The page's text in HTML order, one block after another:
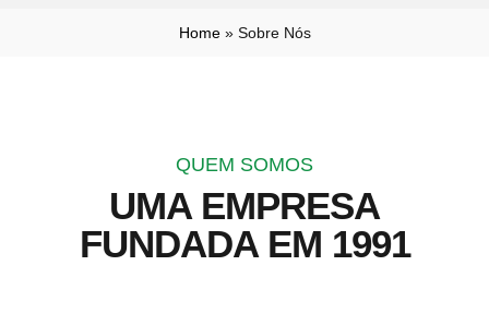
Home» Sobre Nós
QUEM SOMOS
UMA EMPRESA
FUNDADA EM 1991